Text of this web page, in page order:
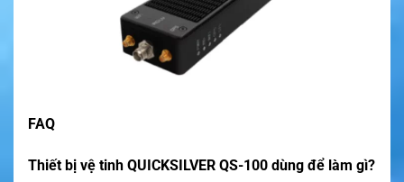
FAQ
Thiết bị vệ tinh QUICKSILVER QS-100 dùng để làm gì?